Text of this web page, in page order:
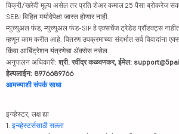
विक्री/खरेदी मूल्य असेल तर प्रति शेअर कमाल 25 पैसा ब्रोकरेज
SEBI विहित मर्यादेपेक्षा जास्त होणार नाही.
म्युच्युअल फंड, म्युच्युअल फंड-SIP हे एक्सचेंज ट्रेडेड प्रॉडक्ट्स
म्हणून काम करीत आहे. वितरण उपक्रमाच्या संदर्भात सर्व विवादांना
किंवा आर्बिट्रेशन यंत्रणेचा ॲक्सेस नसेल.
अनुपालन अधिकारी: श्री. रवींद्र कळवणकर, ईमेल:
हेल्पलाईन: 8976689766
आमच्याशी संपर्क साधा
इन्व्हेस्टर, लक्ष द्या
1. इन्व्हेस्टर्ससाठी सल्ला